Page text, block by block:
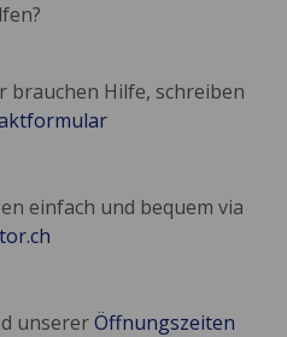
brauchen Hilfe, schreiben
einfach und bequem via
unsererÖffnungszeiten